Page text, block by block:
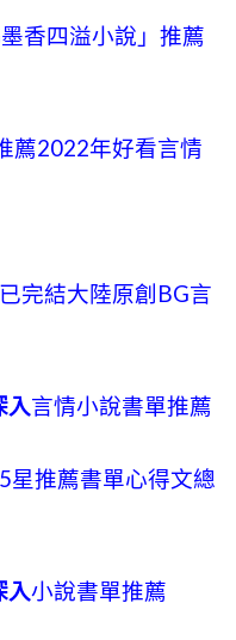
香四溢小說」推薦
薦2022年好看言情
完結大陸原創BG言
入言情小說書單推薦
星推薦書單心得文總
入小說書單推薦